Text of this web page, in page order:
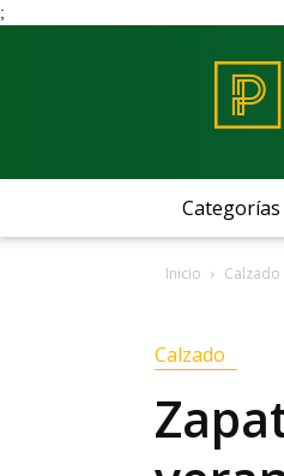
;
Pitillos
Categorías
Inicio Calzado
Calzado